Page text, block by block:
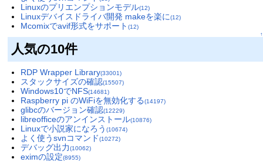
Linuxのプリエンプションモデル(12)
Linuxデバイスドライバ開発 makeを楽に(12)
Mcomixでavif形式をサポート (12)
↑
人気の10件
RDP Wrapper Library(33001)
スタックサイズの確認(15507)
Windows10でNFS(14681)
Raspberry pi のWiFiを無効化する(14197)
glibcのバージョン確認(12229)
libreofficeのアンインストール(10876)
Linuxで小説家になろう (10674)
よく使うsvnコマンド(10272)
デバッグ出力(10062)
eximの設定(8955)